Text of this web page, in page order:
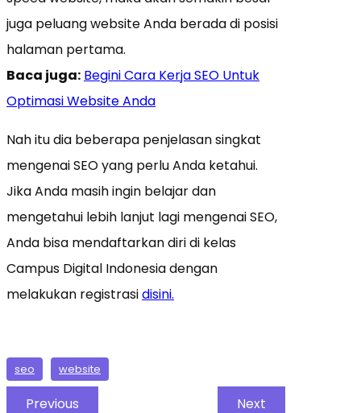
juga peluang website Anda berada di posisi
halaman pertama.
Baca juga: Begini Cara Kerja SEO Untuk
Optimasi Website Anda
Nah itu dia beberapa penjelasan singkat
mengenai SEO yang perlu Anda ketahui.
Jika Anda masih ingin belajar dan
mengetahui lebih lanjut lagi mengenai SEO,
Anda bisa mendaftarkan diri di kelas
Campus Digital Indonesia dengan
melakukan registrasidisini.
seo website
Previous Next